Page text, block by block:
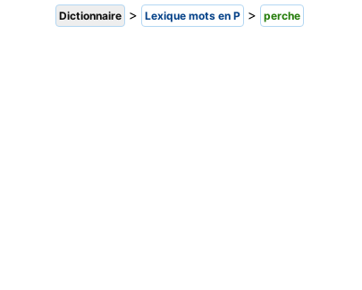
Dictionnaire > Lexique mots en P > perche